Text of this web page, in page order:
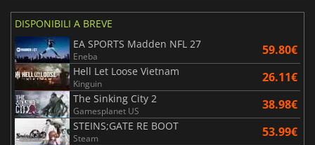
DISPONIBILI A BREVE
EA SPORTS Madden NFL 27
Eneba 59.80€
Hell Let Loose Vietnam
Kinguin 26.11€
The Sinking City 2
Gamesplanet US 38.98€
STEINS;GATE RE BOOT
Steam 53.99€